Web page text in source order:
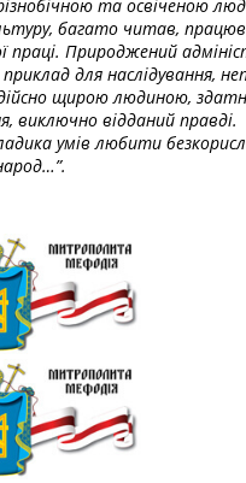
та освіченою
багато читав,
праці. Природжений
для наслідування,
щирою людиною,
виключно відданий правді.
умів любити